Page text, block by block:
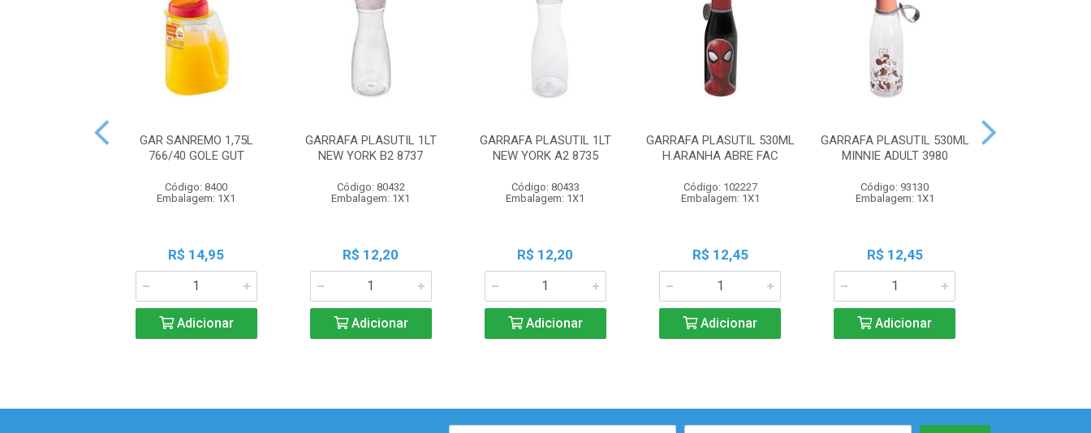
GAR SANREMO 1,75L
766/40 GOLE GUT
Código: 8400
Embalagem: 1X1
R$ 14,95
Adicionar
GARRAFA PLASUTIL 1LT
NEW YORK B2 8737
Código: 80432
Embalagem: 1X1
R$ 12,20
Adicionar
GARRAFA PLASUTIL 1LT
NEW YORK A2 8735
Código: 80433
Embalagem: 1X1
R$ 12,20
Adicionar
GARRAFA PLASUTIL 530ML
H.ARANHA ABRE FAC
Código: 102227
Embalagem: 1X1
R$ 12,45
Adicionar
GARRAFA PLASUTIL 530ML
MINNIE ADULT 3980
Código: 93130
Embalagem: 1X1
R$ 12,45
Adicionar